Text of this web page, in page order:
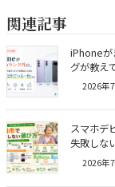
関連記事
iPhoneが
グが教え
2026年
スマホデ
失敗しな
2026年